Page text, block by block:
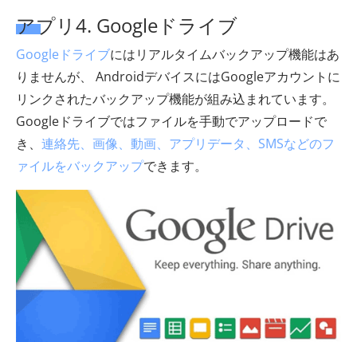
アプリ4. Googleドライブ
Googleドライブにはリアルタイムバックアップ機能はあ
りませんが、 AndroidデバイスにはGoogleアカウントに
リンクされたバックアップ機能が組み込まれています。
Googleドライブではファイルを手動でアップロードで
き、 連絡先、画像、動画、アプリデータ、SMSなどのフ
ァイルをバックアップできます。